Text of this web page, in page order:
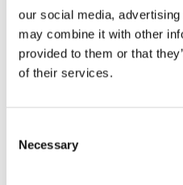
our social media,
may combine it with other
provided to them or that
of their services.
Selection
Necessary
produkter